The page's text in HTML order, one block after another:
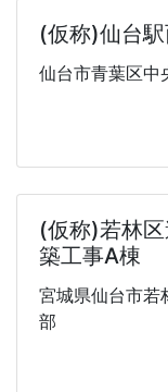
(仮称)仙台
仙台市青葉区中
(仮称)若林
築工事A棟
宮城県仙台市若
部